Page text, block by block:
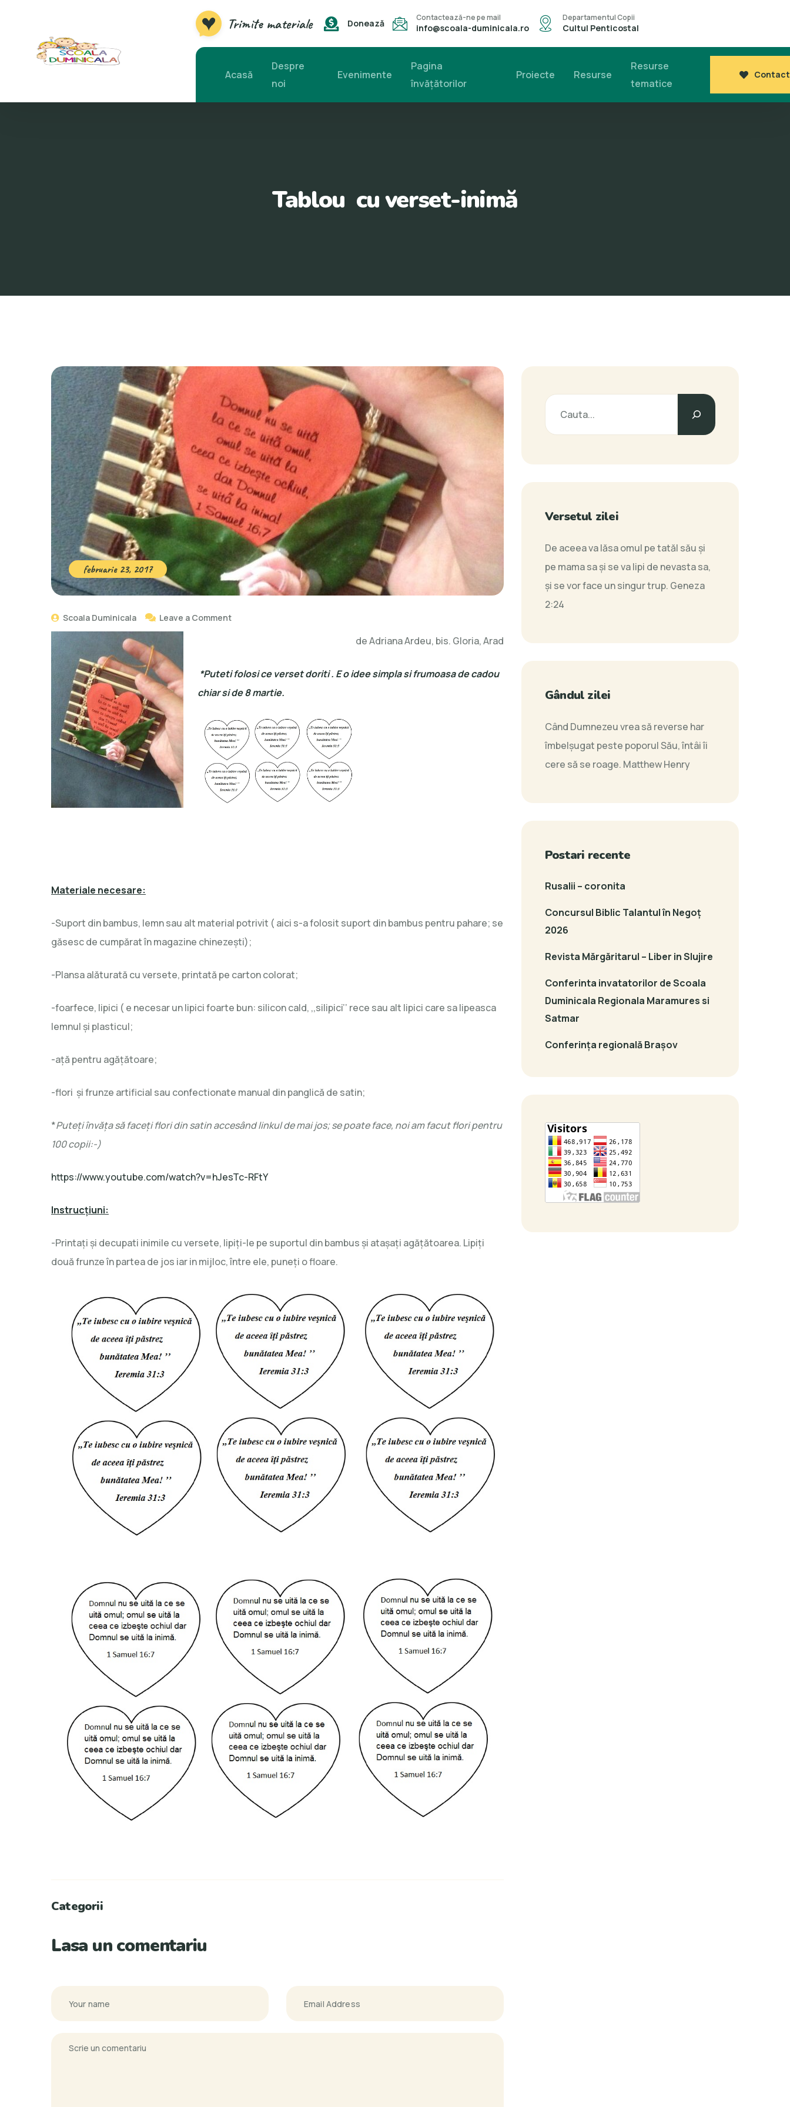
Trimite materiale Donează
Contactează-ne pe mail
info@scoala-duminicala.ro
Departamentul Copii
Cultul Penticostal
Acasă
Despre
noi
Evenimente
Pagina
învăţătorilor
Proiecte Resurse
Resurse
tematice
Contact
Tablou cu verset-inimă
februarie 23, 2017
Scoala Duminicala Leave a Comment
de Adriana Ardeu, bis. Gloria, Arad
*Puteti folosi ce verset doriti . E o idee simpla si frumoasa de cadou
chiar si de 8 martie.
Materiale necesare:
-Suport din bambus, lemn sau alt material potrivit ( aici s-a folosit suport din bambus pentru pahare; se
găsesc de cumpărat în magazine chinezeşti);
-Plansa alăturată cu versete, printată pe carton colorat;
-foarfece, lipici ( e necesar un lipici foarte bun: silicon cald, ,,silipici’’ rece sau alt lipici care sa lipeasca
lemnul şi plasticul;
-aţă pentru agăţătoare;
-flori şi frunze artificial sau confectionate manual din panglică de satin;
*Puteţi învăţa să faceţi flori din satin accesând linkul de mai jos; se poate face, noi am facut flori pentru
100 copii:-)
https://www.youtube.com/watch?v=hJesTc-RFtY
Instrucţiuni:
-Printaţi şi decupati inimile cu versete, lipiţi-le pe suportul din bambus şi ataşaţi agăţătoarea. Lipiţi
două frunze în partea de jos iar in mijloc, între ele, puneţi o floare.
Categorii
Lasa un comentariu
Versetul zilei
De aceea va lăsa omul pe tatăl său şi
pe mama sa şi se va lipi de nevasta sa,
şi se vor face un singur trup. Geneza
2:24
Gândul zilei
Când Dumnezeu vrea să reverse har
îmbelşugat peste poporul Său, întâi îi
cere să se roage. Matthew Henry
Postari recente
Rusalii – coronita
Concursul Biblic Talantul în Negoț
2026
Revista Mărgăritarul – Liber in Slujire
Conferinta invatatorilor de Scoala
Duminicala Regionala Maramures si
Satmar
Conferința regională Brașov